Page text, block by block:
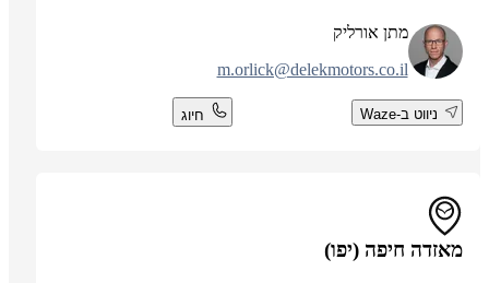
מתן אורליק
m.orlick@delekmotors.co.il
ניווט ב-Waze חיוג
מאזדה חיפה (יפו)